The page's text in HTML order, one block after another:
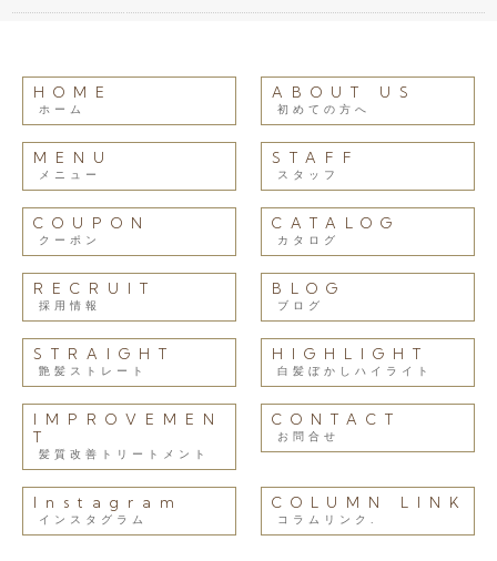
HOME
ホーム
ABOUT US
初めての方へ
MENU
メニュー
STAFF
スタッフ
COUPON
クーポン
CATALOG
カタログ
RECRUIT
採用情報
BLOG
ブログ
STRAIGHT
艶髪ストレート
HIGHLIGHT
白髪ぼかしハイライト
IMPROVEMEN
T
髪質改善トリートメント
CONTACT
お問合せ
Instagram
インスタグラム
COLUMN LINK
コラムリンク.